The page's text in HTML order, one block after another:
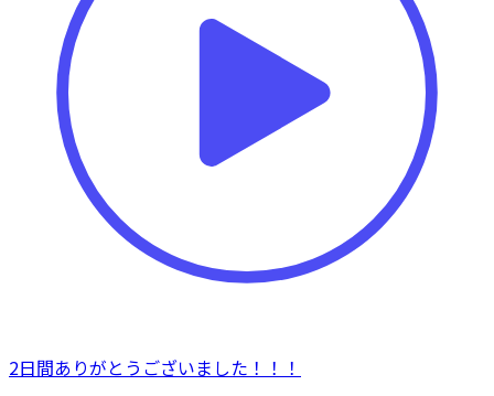
2日間ありがとうございました！！！